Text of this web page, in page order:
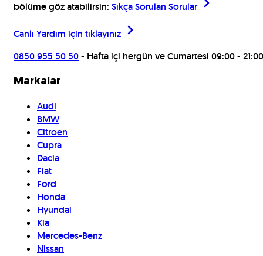
bölüme göz atabilirsin: Sıkça Sorulan Sorular
Canlı Yardım için tıklayınız
0850 955 50 50- Hafta içi hergün ve Cumartesi 09:00 - 21:00
Markalar
Audi
BMW
Citroen
Cupra
Dacia
Fiat
Ford
Honda
Hyundai
Kia
Mercedes-Benz
Nissan